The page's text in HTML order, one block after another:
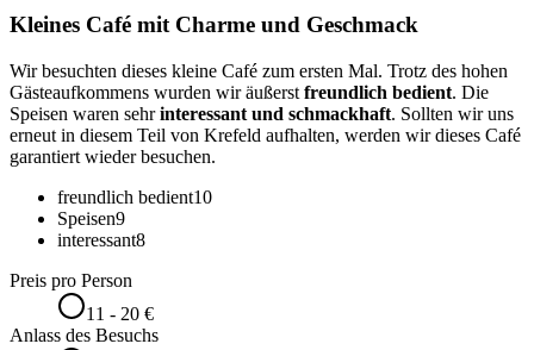
Kleines Café mit Charme und Geschmack
Wir besuchten dieses kleine Café zum ersten Mal. Trotz des hohen
Gästeaufkommens wurden wir äußerst freundlich bedient. Die
Speisen waren sehrinteressant und schmackhaft. Sollten wir uns
erneut in diesem Teil von Krefeld aufhalten, werden wir dieses Café
garantiert wieder besuchen.
freundlich bedient10
Speisen9
interessant8
Preis pro Person
11 - 20 €
Anlass des Besuchs